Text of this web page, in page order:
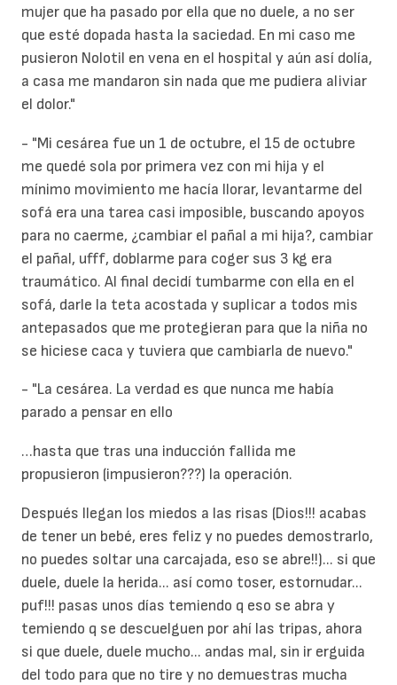
mujer que ha pasado por ella que no duele, a no ser
que esté dopada hasta la saciedad. En mi caso me
pusieron Nolotil en vena en el hospital y aún así dolía,
a casa me mandaron sin nada que me pudiera aliviar
el dolor."
- "Mi cesárea fue un 1 de octubre, el 15 de octubre
me quedé sola por primera vez con mi hija y el
mínimo movimiento me hacía llorar, levantarme del
sofá era una tarea casi imposible, buscando apoyos
para no caerme, ¿cambiar el pañal a mi hija?, cambiar
el pañal, ufff, doblarme para coger sus 3 kg era
traumático. Al final decidí tumbarme con ella en el
sofá, darle la teta acostada y suplicar a todos mis
antepasados que me protegieran para que la niña no
se hiciese caca y tuviera que cambiarla de nuevo."
- "La cesárea. La verdad es que nunca me había
parado a pensar en ello
…hasta que tras una inducción fallida me
propusieron (impusieron???) la operación.
Después llegan los miedos a las risas (Dios!!! acabas
de tener un bebé, eres feliz y no puedes demostrarlo,
no puedes soltar una carcajada, eso se abre!!)... si que
duele, duele la herida... así como toser, estornudar...
puf!!! pasas unos días temiendo q eso se abra y
temiendo q se descuelguen por ahí las tripas, ahora
si que duele, duele mucho... andas mal, sin ir erguida
del todo para que no tire y no demuestras mucha